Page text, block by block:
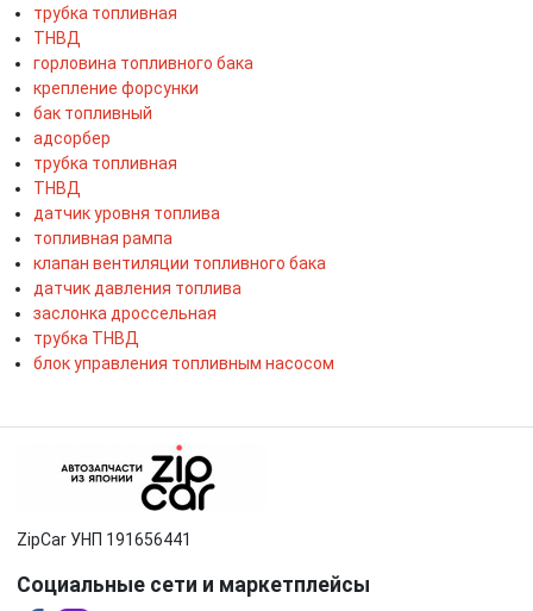
трубка топливная
ТНВД
горловина топливного бака
крепление форсунки
бак топливный
адсорбер
трубка топливная
ТНВД
датчик уровня топлива
топливная рампа
клапан вентиляции топливного бака
датчик давления топлива
заслонка дроссельная
трубка ТНВД
блок управления топливным насосом
ZipCar УНП 191656441
Социальные сети и маркетплейсы